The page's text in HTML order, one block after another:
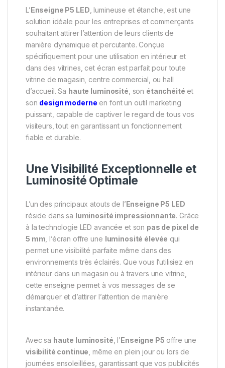
L’Enseigne P5 LED , lumineuse et étanche, est une
solution idéale pour les entreprises et commerçants
souhaitant attirer l’attention de leurs clients de
manière dynamique et percutante. Conçue
spécifiquement pour une utilisation en intérieur et
dans des vitrines, cet écran est parfait pour toute
vitrine de magasin, centre commercial, ou hall
d’accueil. Sa haute luminosité , son étanchéité et
son design moderne en font un outil marketing
puissant, capable de captiver le regard de tous vos
visiteurs, tout en garantissant un fonctionnement
fiable et durable.
Une Visibilité Exceptionnelle et
Luminosité Optimale
L’un des principaux atouts de l’Enseigne P5 LED
réside dans sa luminosité impressionnante. Grâce
à la technologie LED avancée et son pas de pixel de
5 mm , l’écran offre une luminosité élevée qui
permet une visibilité parfaite même dans des
environnements très éclairés. Que vous l’utilisiez en
intérieur dans un magasin ou à travers une vitrine,
cette enseigne permet à vos messages de se
démarquer et d’attirer l’attention de manière
instantanée.
Avec sa haute luminosité , l’Enseigne P5 offre une
visibilité continue , même en plein jour ou lors de
journées ensoleillées, garantissant que vos publicités